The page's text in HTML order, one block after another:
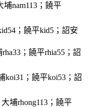
埔nam113；饒平
；饒平kid5；詔安
；饒平rhia55；詔
koi31；饒平koi53；詔
埔rhong113；饒平